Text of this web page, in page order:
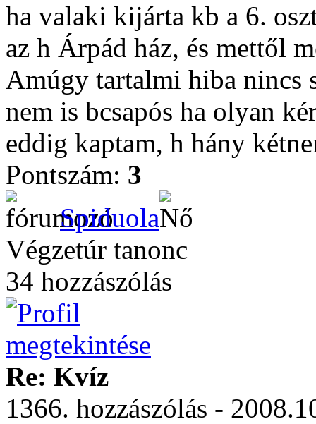
ha valaki kijárta kb a 6.
az h Árpád ház, és mettől
Amúgy tartalmi hiba nincs
nem is bcsapós ha olyan
eddig kaptam, h hány
Pontszám: 3
Spiduola
Végzetúr tanonc
34 hozzászólás
Re: Kvíz
1366. hozzászólás -